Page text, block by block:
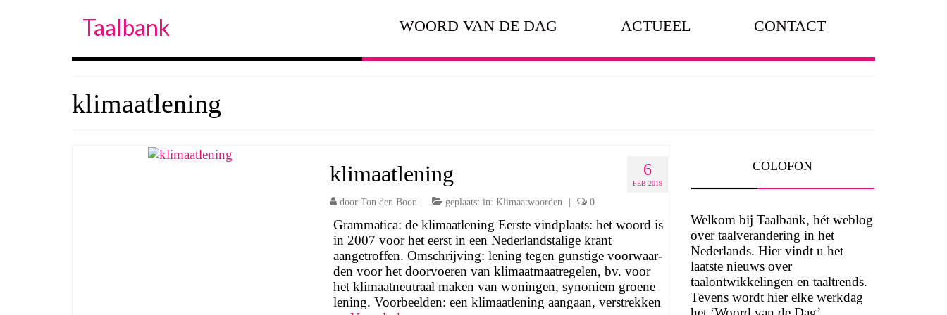
Taalbank WOORD VAN DE DAG ACTUEEL CONTACT
klimaatlening
6
FEB 2019
klimaatlening
door Ton den Boon| geplaatst in: Klimaatwoorden 0
Grammatica: de klimaatlening Eerste vindplaats: het woord is
in 2007 voor het eerst in een Nederlandstalige krant
aangetroffen. Omschrijving: lening te­gen gun­sti­ge voor­waar­
den voor het doorvoeren van klimaatmaatregelen, bv. voor
het kli­maat­neutraal maken van wo­nin­gen, synoniem groene
lening. Voorbeelden: een klimaatlening aangaan, verstrekken
COLOFON
Welkom bij Taalbank, hét weblog
over taalverandering in het
Nederlands. Hier vindt u het
laatste nieuws over
taalontwikkelingen en taaltrends.
Tevens wordt hier elke werkdag